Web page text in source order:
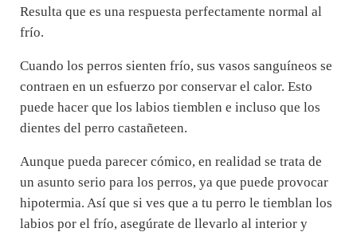
Resulta que es una respuesta perfectamente normal al
frío.
Cuando los perros sienten frío, sus vasos sanguíneos se
contraen en un esfuerzo por conservar el calor. Esto
puede hacer que los labios tiemblen e incluso que los
dientes del perro castañeteen.
Aunque pueda parecer cómico, en realidad se trata de
un asunto serio para los perros, ya que puede provocar
hipotermia. Así que si ves que a tu perro le tiemblan los
labios por el frío, asegúrate de llevarlo al interior y